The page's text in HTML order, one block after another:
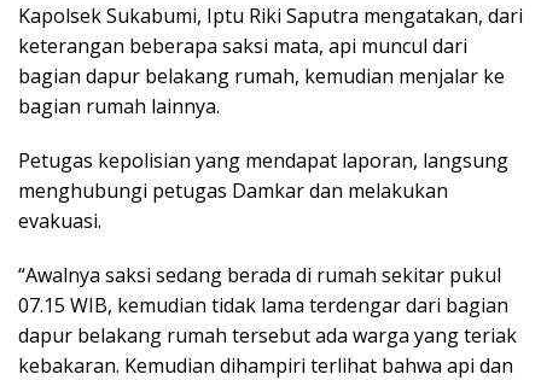
Kapolsek Sukabumi, Iptu Riki Saputra mengatakan, dari
keterangan beberapa saksi mata, api muncul dari
bagian dapur belakang rumah, kemudian menjalar ke
bagian rumah lainnya.
Petugas kepolisian yang mendapat laporan, langsung
menghubungi petugas Damkar dan melakukan
evakuasi.
“Awalnya saksi sedang berada di rumah sekitar pukul
07.15 WIB, kemudian tidak lama terdengar dari bagian
dapur belakang rumah tersebut ada warga yang teriak
kebakaran. Kemudian dihampiri terlihat bahwa api dan